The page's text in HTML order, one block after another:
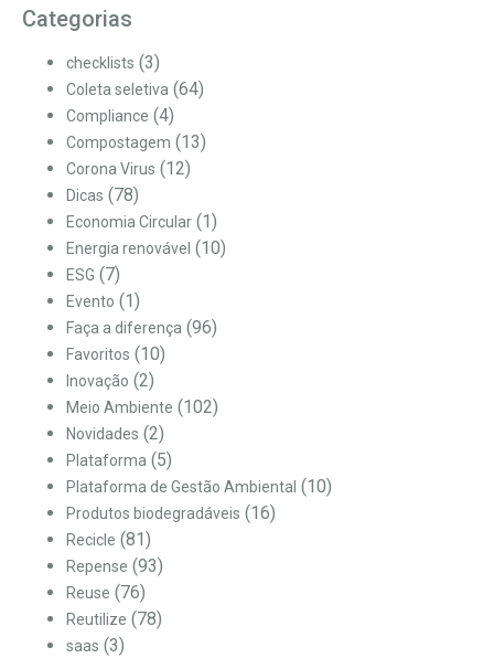
Categorias
checklists (3)
Coleta seletiva (64)
Compliance (4)
Compostagem (13)
Corona Virus (12)
Dicas (78)
Economia Circular (1)
Energia renovável (10)
ESG (7)
Evento (1)
Faça a diferença (96)
Favoritos (10)
Inovação (2)
Meio Ambiente (102)
Novidades (2)
Plataforma (5)
Plataforma de Gestão Ambiental (10)
Produtos biodegradáveis (16)
Recicle (81)
Repense (93)
Reuse (76)
Reutilize (78)
saas (3)